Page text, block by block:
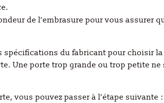
de l’embrasure pour vous assurer
spécifications du fabricant pour choisir
Une porte trop grande ou trop petite
vous pouvez passer à l’étape